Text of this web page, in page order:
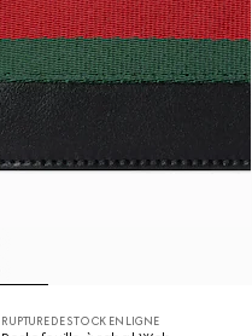
RUPTURE DE STOCK EN LIGNE